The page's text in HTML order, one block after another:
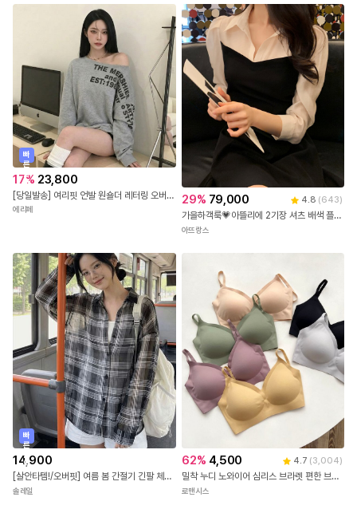
빠
른
출
발
17% 23,800
[당일발송] 여리핏 언발 원숄더 레터링 오버핏 맨투맨 (2COLOR)
에리페
29% 79,000 4.8 (643)
가을하객룩💗아뜰리에 2기장 셔츠 배색 플레어라인 원피스 하객룩,소개팅룩,자체제작,하객룩
아뜨랑스
빠
른
출
발
14,900
[살안타템!/오버핏] 여름 봄 간절기 긴팔 체크 시스루 오버핏 셔츠 남방 4color
솔레일
62% 4,500 4.7 (3,004)
밀착 누디 노와이어 심리스 브라렛 편한 브라탑
로맨시스